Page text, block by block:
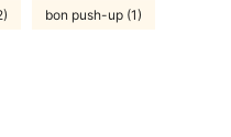
bon push-up (1)